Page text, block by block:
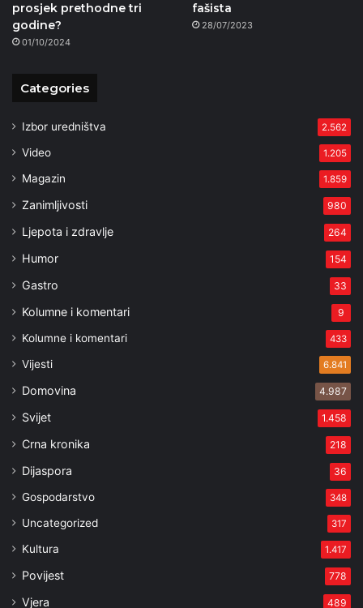
prosjek prethodne tri
godine?
01/10/2024
fašista
28/07/2023
Categories
Izbor uredništva 2.562
Video 1.205
Magazin 1.859
Zanimljivosti 980
Ljepota i zdravlje 264
Humor 154
Gastro 33
Kolumne i komentari 9
Kolumne i komentari 433
Vijesti 6.841
Domovina 4.987
Svijet 1.458
Crna kronika 218
Dijaspora 36
Gospodarstvo 348
Uncategorized 317
Kultura 1.417
Povijest 778
Vjera 489